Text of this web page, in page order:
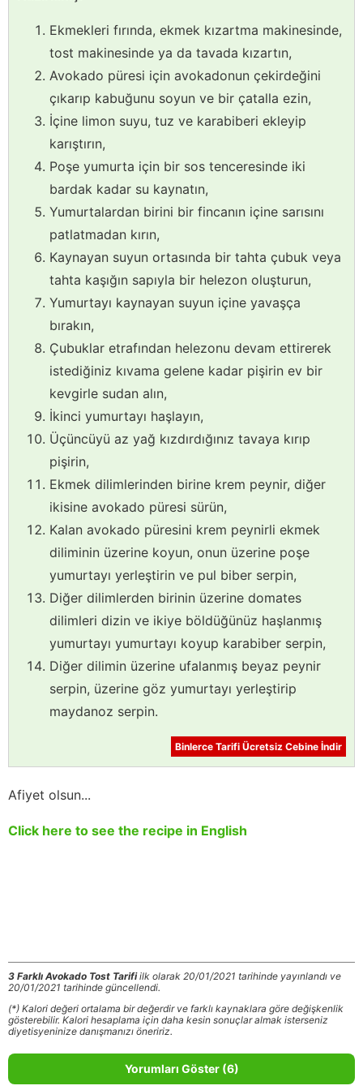
Ekmekleri fırında, ekmek kızartma makinesinde,
tost makinesinde ya da tavada kızartın,
Avokado püresi için avokadonun çekirdeğini
çıkarıp kabuğunu soyun ve bir çatalla ezin,
İçine limon suyu, tuz ve karabiberi ekleyip
karıştırın,
Poşe yumurta için bir sos tenceresinde iki
bardak kadar su kaynatın,
Yumurtalardan birini bir fincanın içine sarısını
patlatmadan kırın,
Kaynayan suyun ortasında bir tahta çubuk veya
tahta kaşığın sapıyla bir helezon oluşturun,
Yumurtayı kaynayan suyun içine yavaşça
bırakın,
Çubuklar etrafından helezonu devam ettirerek
istediğiniz kıvama gelene kadar pişirin ev bir
kevgirle sudan alın,
İkinci yumurtayı haşlayın,
Üçüncüyü az yağ kızdırdığınız tavaya kırıp
pişirin,
Ekmek dilimlerinden birine krem peynir, diğer
ikisine avokado püresi sürün,
Kalan avokado püresini krem peynirli ekmek
diliminin üzerine koyun, onun üzerine poşe
yumurtayı yerleştirin ve pul biber serpin,
Diğer dilimlerden birinin üzerine domates
dilimleri dizin ve ikiye böldüğünüz haşlanmış
yumurtayı yumurtayı koyup karabiber serpin,
Diğer dilimin üzerine ufalanmış beyaz peynir
serpin, üzerine göz yumurtayı yerleştirip
maydanoz serpin.
Binlerce Tarifi Ücretsiz Cebine İndir
Afiyet olsun...
Click here to see the recipe in English
3 Farklı Avokado Tost Tarifiilk olarak 20/01/2021 tarihinde yayınlandı ve
20/01/2021 tarihinde güncellendi.
(*) Kalori değeri ortalama bir değerdir ve farklı kaynaklara göre değişkenlik
gösterebilir. Kalori hesaplama için daha kesin sonuçlar almak isterseniz
diyetisyeninize danışmanızı öneririz.
Yorumları Göster (6)